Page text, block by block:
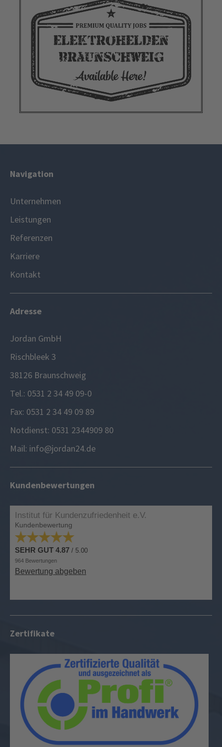
Navigation
Unternehmen
Leistungen
Referenzen
Karriere
Kontakt
Adresse
Jordan GmbH
Rischbleek 3
38126 Braunschweig
Tel.: 0531 2 34 49 09-0
Fax: 0531 2 34 49 09 89
Notdienst: 0531 2344909 80
Mail: info@jordan24.de
Kundenbewertungen
Zertifikate